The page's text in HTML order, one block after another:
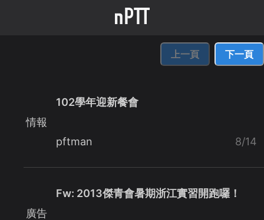
上一頁 下一頁
情報
102學年迎新餐會
pftman 8/14
廣告
Fw: 2013傑青會暑期浙江實習開跑囉！